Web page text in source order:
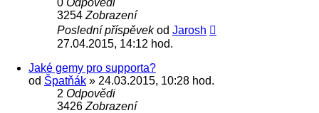
3254 Zobrazení
Poslední příspěvekod Jarosh
27.04.2015, 14:12 hod.
Jaké gemy pro supporta?
od Špatňák » 24.03.2015, 10:28 hod.
2 Odpovědi
3426 Zobrazení